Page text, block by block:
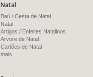
Natal
Baú / Cesta de Natal
Natal
Artigos / Enfeites Natalinos
Árvore de Natal
Cartões de Natal
mais..